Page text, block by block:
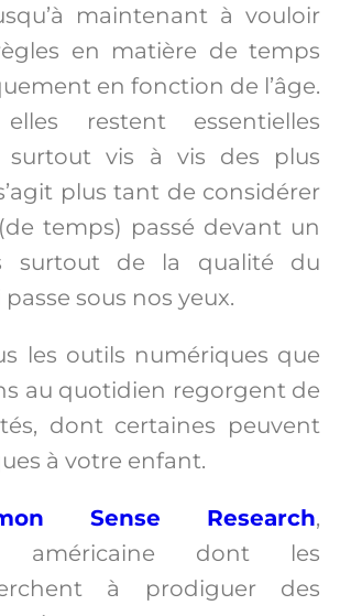
maintenant à vouloir
en matière de temps
en fonction de l’âge.
restent essentielles
surtout vis à vis des plus
plus tant de considérer
temps) passé devant un
surtout de la qualité du
sous nos yeux.
les outils numériques que
au quotidien regorgent de
dont certaines peuvent
à votre enfant.
Sense Research,
américaine dont les
à prodiguer des